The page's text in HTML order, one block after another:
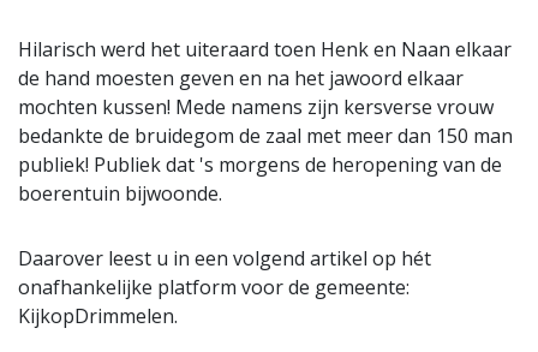
Hilarisch werd het uiteraard toen Henk en Naan elkaar
de hand moesten geven en na het jawoord elkaar
mochten kussen! Mede namens zijn kersverse vrouw
bedankte de bruidegom de zaal met meer dan 150 man
publiek! Publiek dat 's morgens de heropening van de
boerentuin bijwoonde.
Daarover leest u in een volgend artikel op hét
onafhankelijke platform voor de gemeente:
KijkopDrimmelen.